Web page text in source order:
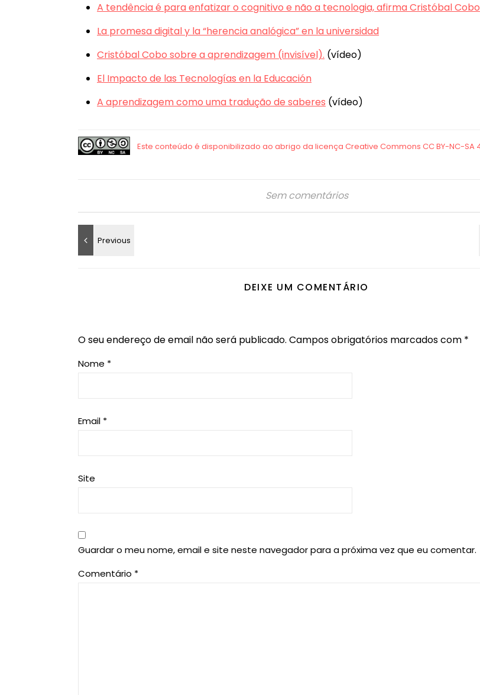
A tendência é para enfatizar o cognitivo e não a tecnologia, afirma Cristóbal Cobo
La promesa digital y la “herencia analógica” en la universidad
Cristóbal Cobo sobre a aprendizagem (invisível). (vídeo)
El Impacto de las Tecnologías en la Educación
A aprendizagem como uma tradução de saberes (vídeo)
Sem comentários
DEIXE UM COMENTÁRIO
O seu endereço de email não será publicado. Campos obrigatórios marcados com *
Nome *
Email *
Site
Guardar o meu nome, email e site neste navegador para a próxima vez que eu comentar.
Comentário *